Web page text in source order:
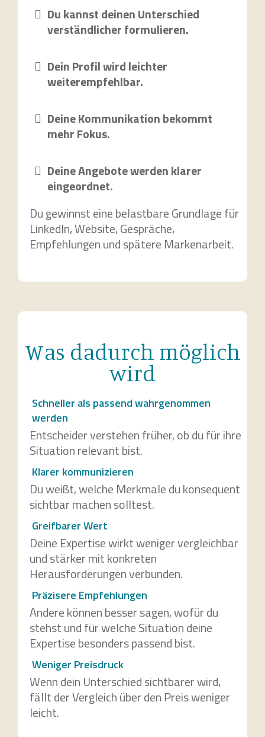
Du kannst deinen Unterschied
verständlicher formulieren.
Dein Profil wird leichter
weiterempfehlbar.
Deine Kommunikation bekommt
mehr Fokus.
Deine Angebote werden klarer
eingeordnet.
Du gewinnst eine belastbare Grundlage für
LinkedIn, Website, Gespräche,
Empfehlungen und spätere Markenarbeit.
Was dadurch möglich
wird
Schneller als passend wahrgenommen
werden
Entscheider verstehen früher, ob du für ihre
Situation relevant bist.
Klarer kommunizieren
Du weißt, welche Merkmale du konsequent
sichtbar machen solltest.
Greifbarer Wert
Deine Expertise wirkt weniger vergleichbar
und stärker mit konkreten
Herausforderungen verbunden.
Präzisere Empfehlungen
Andere können besser sagen, wofür du
stehst und für welche Situation deine
Expertise besonders passend bist.
Weniger Preisdruck
Wenn dein Unterschied sichtbarer wird,
fällt der Vergleich über den Preis weniger
leicht.